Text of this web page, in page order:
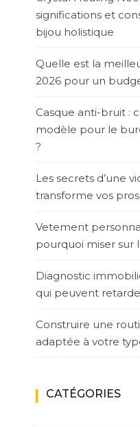
significations et
bijou holistique
Quelle est la
2026 pour un
Casque anti-bruit :
modèle pour le
?
Les secrets d’une
transforme vos
Vetement
pourquoi miser sur
Diagnostic
qui peuvent
Construire une
adaptée à votre
CATÉGORIES